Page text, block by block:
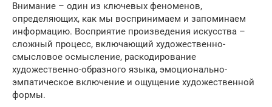
Внимание – один из ключевых феноменов,
определяющих, как мы воспринимаем и запоминаем
информацию. Восприятие произведения искусства –
сложный процесс, включающий художественно-
смысловое осмысление, раскодирование
художественно-образного языка, эмоционально-
эмпатическое включение и ощущение художественной
формы.